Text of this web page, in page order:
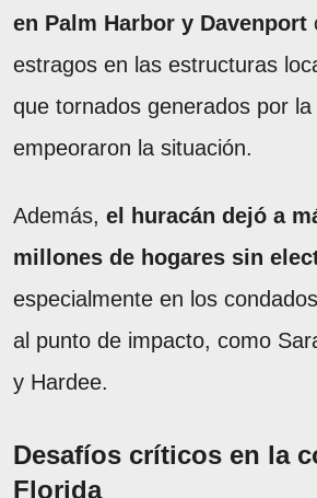
en Palm Harbor y Davenport
estragos en las estructuras
que tornados generados por
empeoraron la situación.
Además, el huracán dejó a
millones de hogares sin
especialmente en los
al punto de impacto, como
y Hardee.
Desafíos críticos en la
Florida